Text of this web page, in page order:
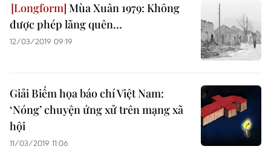
Mùa Xuân 1979: Không
được phép lãng quên…
12/03/2019 09:19
Giải Biếm họa báo chí Việt Nam:
‘Nóng’ chuyện ứng xử trên mạng xã
hội
11/03/2019 11:06